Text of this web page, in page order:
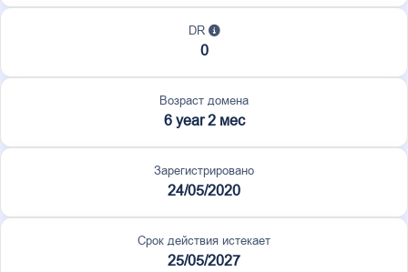
DR
0
Возраст домена
6 year 2 мес
Зарегистрировано
24/05/2020
Срок действия истекает
25/05/2027